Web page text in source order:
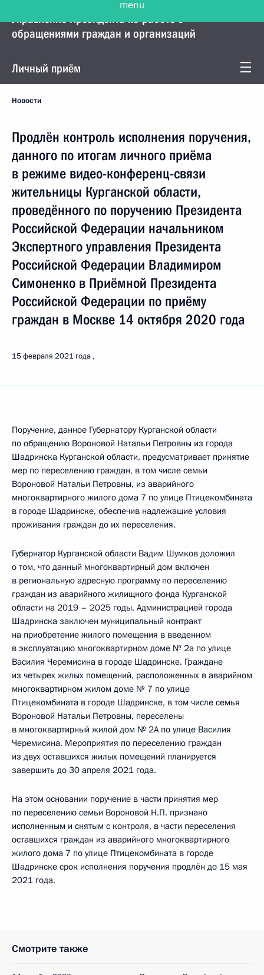
Управление Президента по работе с
обращениями граждан и организаций
Личный приём
Новости
Продлён контроль исполнения поручения,
данного по итогам личного приёма
в режиме видео-конференц-связи
жительницы Курганской области,
проведённого по поручению Президента
Российской Федерации начальником
Экспертного управления Президента
Российской Федерации Владимиром
Симоненко в Приёмной Президента
Российской Федерации по приёму
граждан в Москве 14 октября 2020 года
15 февраля 2021 года
Поручение, данное Губернатору Курганской области
по обращению Вороновой Натальи Петровны из города
Шадринска Курганской области, предусматривает принятие
мер по переселению граждан, в том числе семьи
Вороновой Натальи Петровны, из аварийного
многоквартирного жилого дома 7 по улице Птицекомбината
в городе Шадринске, обеспечив надлежащие условия
проживания граждан до их переселения.
Губернатор Курганской области Вадим Шумков доложил
о том, что данный многоквартирный дом включен
в региональную адресную программу по переселению
граждан из аварийного жилищного фонда Курганской
области на 2019 – 2025 годы. Администрацией города
Шадринска заключен муниципальный контракт
на приобретение жилого помещения в введенном
в эксплуатацию многоквартирном доме № 2а по улице
Василия Черемисина в городе Шадринске. Граждане
из четырех жилых помещений, расположенных в аварийном
многоквартирном жилом доме № 7 по улице
Птицекомбината в городе Шадринске, в том числе семья
Вороновой Натальи Петровны, переселены
в многоквартирный жилой дом № 2А по улице Василия
Черемисина. Мероприятия по переселению граждан
из двух оставшихся жилых помещений планируется
завершить до 30 апреля 2021 года.
На этом основании поручение в части принятия мер
по переселению семьи Вороновой Н.П. признано
исполненным и снятым с контроля, в части переселения
оставшихся граждан из аварийного многоквартирного
жилого дома 7 по улице Птицекомбината в городе
Шадринске срок исполнения поручения продлён до 15 мая
2021 года.
Смотрите также